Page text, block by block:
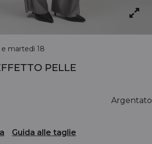
martedì 18
PELLE
Argentato
Guida alle taglie